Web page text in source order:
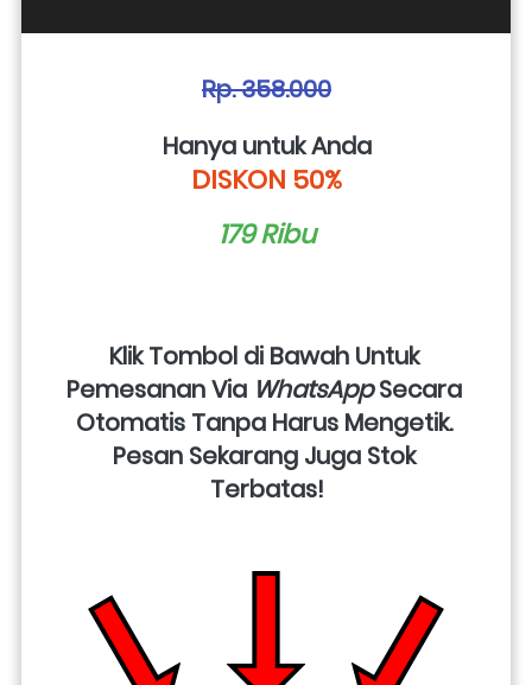
Rp. 358.000
Hanya untuk Anda
DISKON 50%
179 Ribu
Klik Tombol di Bawah Untuk
Pemesanan Via WhatsApp Secara
Otomatis Tanpa Harus Mengetik.
Pesan Sekarang Juga Stok
Terbatas!